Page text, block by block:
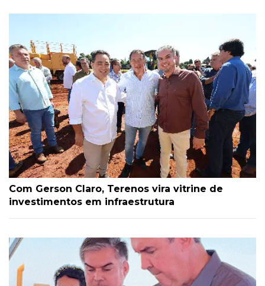
Com Gerson Claro, Terenos vira vitrine de
investimentos em infraestrutura